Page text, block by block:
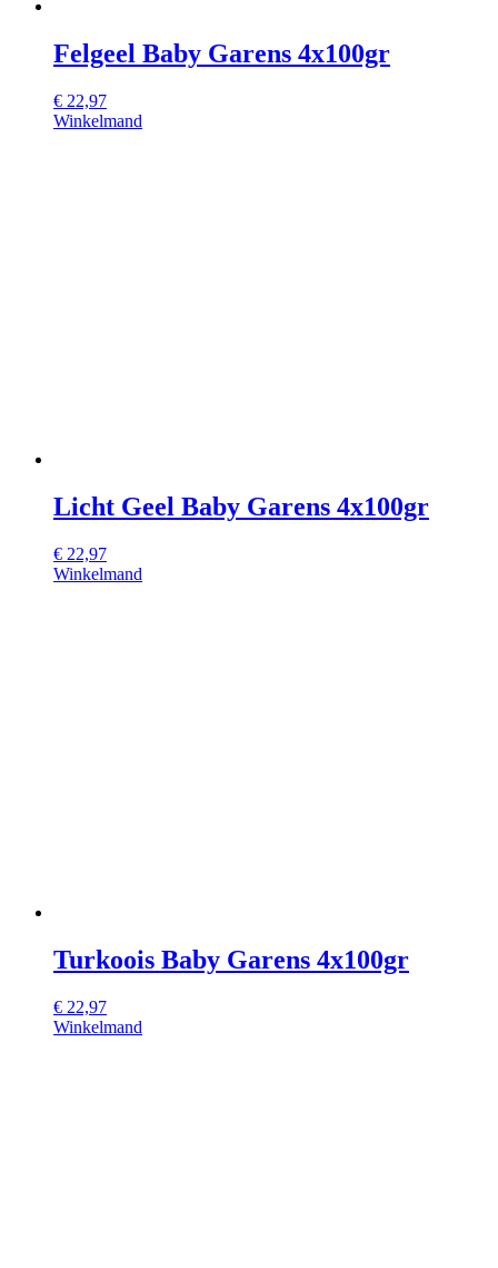
Felgeel Baby Garens 4x100gr
€ 22,97
Winkelmand
Licht Geel Baby Garens 4x100gr
€ 22,97
Winkelmand
Turkoois Baby Garens 4x100gr
€ 22,97
Winkelmand